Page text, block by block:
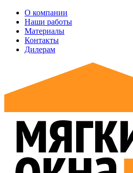
О компании
Наши работы
Материалы
Контакты
Дилерам